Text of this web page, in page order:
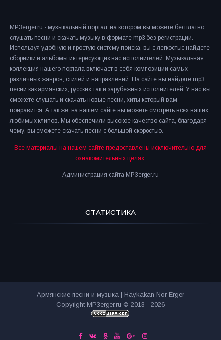
MP3erger.ru - музыкальный портал, на котором вы можете бесплатно
слушать песни и скачать музыку в формате mp3 без регистрации.
Используя удобную и простую систему поиска, вы с легкостью найдете
сборники и альбомы интересующих вас исполнителей. Музыкальная
коллекция нашего портала включает в себя композиции самых
различных жанров, стилей и направлений. На сайте вы найдете mp3
песни как армянских, русских так и зарубежных исполнителей. У нас вы
сможете слушать и скачать новые песни, хиты который вам
понравится. А так же, на нашем сайте вы можете смотреть всех ваших
любимых клипов. Мы обеспечили высокое качество сайта, благодаря
чему, вы сможете скачать песни с большой скоростью.
Все материалы на нашем сайте предоставлены исключительно для
ознакомительных целях.
Администрация сайта MP3erger.ru
СТАТИСТИКА
Армянские песни и музыка | Haykakan Nor Erger
Copyright MP3erger.ru © 2013 - 2026